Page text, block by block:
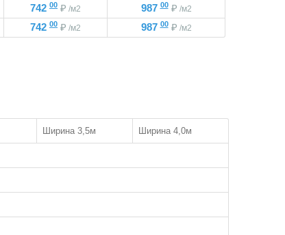
742 00 ₽ /м2 98700 ₽ /м2
742 00 ₽ /м2 98700 ₽ /м2
Ширина 3,5м Ширина 4,0м